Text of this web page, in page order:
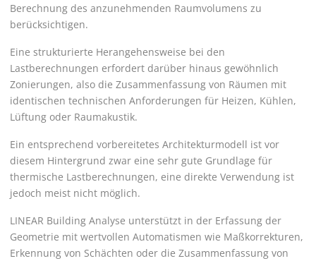
Berechnung des anzunehmenden Raumvolumens zu
berücksichtigen.
Eine strukturierte Herangehensweise bei den
Lastberechnungen erfordert darüber hinaus gewöhnlich
Zonierungen, also die Zusammenfassung von Räumen mit
identischen technischen Anforderungen für Heizen, Kühlen,
Lüftung oder Raumakustik.
Ein entsprechend vorbereitetes Architekturmodell ist vor
diesem Hintergrund zwar eine sehr gute Grundlage für
thermische Lastberechnungen, eine direkte Verwendung ist
jedoch meist nicht möglich.
LINEAR Building Analyse unterstützt in der Erfassung der
Geometrie mit wertvollen Automatismen wie Maßkorrekturen,
Erkennung von Schächten oder die Zusammenfassung von